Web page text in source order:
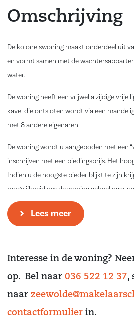
Omschrijving
De kolonelswoning maakt onderdeel uit
en vormt samen met de
water.
De woning heeft een vrijwel alzijdige vrije
kavel die ontsloten wordt via een
met 8 andere eigenaren.
De woning wordt u aangeboden met een
inschrijven met een biedingsprijs. Het
Indien u de hoogste bieder blijkt te zijn
mogelijkheid om de woning geheel naar
passen of uit te breiden. Dit dient wel
kaders (o.m. het bestemmingsplan) plaats
van “De Citadel” (Buro Kade).
Lees meer
Interesse in de woning?
op. Bel naar 036 522 12 37,
naar
contactformulier in.